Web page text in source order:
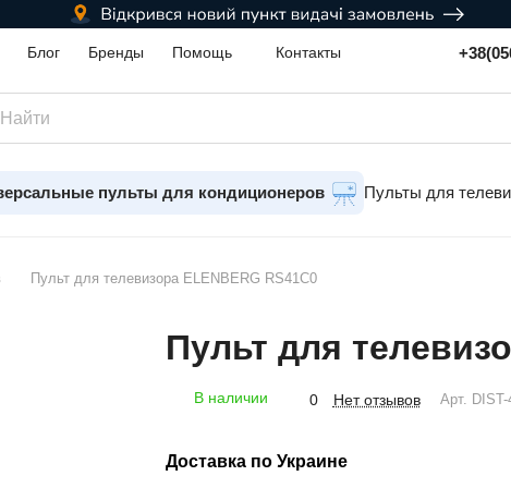
Блог Бренды Помощь Контакты
пульты для кондиционеров Пульты для
Пульт для телевизора ELENBERG RS41C0
Пульт для
В наличии 0 Нет отзывов Арт.
Доставка по Украине